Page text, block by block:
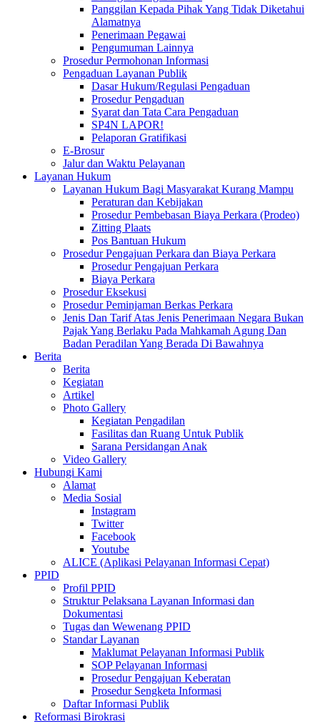
Panggilan Kepada Pihak Yang Tidak Diketahui
Alamatnya
Penerimaan Pegawai
Pengumuman Lainnya
Prosedur Permohonan Informasi
Pengaduan Layanan Publik
Dasar Hukum/Regulasi Pengaduan
Prosedur Pengaduan
Syarat dan Tata Cara Pengaduan
SP4N LAPOR!
Pelaporan Gratifikasi
E-Brosur
Jalur dan Waktu Pelayanan
Layanan Hukum
Layanan Hukum Bagi Masyarakat Kurang Mampu
Peraturan dan Kebijakan
Prosedur Pembebasan Biaya Perkara (Prodeo)
Zitting Plaats
Pos Bantuan Hukum
Prosedur Pengajuan Perkara dan Biaya Perkara
Prosedur Pengajuan Perkara
Biaya Perkara
Prosedur Eksekusi
Prosedur Peminjaman Berkas Perkara
Jenis Dan Tarif Atas Jenis Penerimaan Negara Bukan
Pajak Yang Berlaku Pada Mahkamah Agung Dan
Badan Peradilan Yang Berada Di Bawahnya
Berita
Berita
Kegiatan
Artikel
Photo Gallery
Kegiatan Pengadilan
Fasilitas dan Ruang Untuk Publik
Sarana Persidangan Anak
Video Gallery
Hubungi Kami
Alamat
Media Sosial
Instagram
Twitter
Facebook
Youtube
ALICE (Aplikasi Pelayanan Informasi Cepat)
PPID
Profil PPID
Struktur Pelaksana Layanan Informasi dan
Dokumentasi
Tugas dan Wewenang PPID
Standar Layanan
Maklumat Pelayanan Informasi Publik
SOP Pelayanan Informasi
Prosedur Pengajuan Keberatan
Prosedur Sengketa Informasi
Daftar Informasi Publik
Reformasi Birokrasi